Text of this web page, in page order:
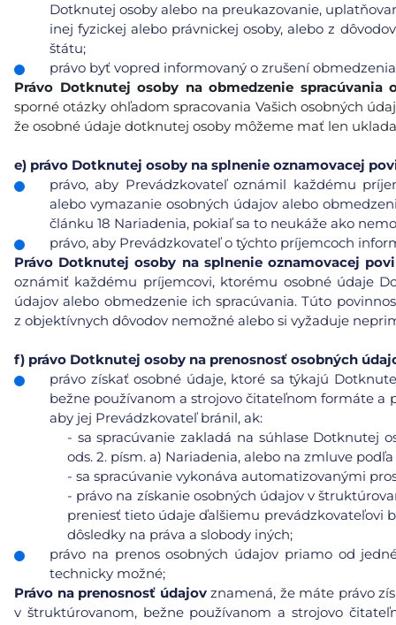
Dotknutej osoby alebo na preukazovanie,
inej fyzickej alebo právnickej osoby, alebo z
štátu;
právo byť vopred informovaný o zrušení
Právo Dotknutej osoby na obmedzenie spracúvania
sporné otázky ohľadom spracovania Vašich osobných
že osobné údaje dotknutej osoby môžeme mať len
e) právo Dotknutej osoby na splnenie oznamovacej
právo, aby Prevádzkovateľ oznámil každému
alebo vymazanie osobných údajov alebo
článku 18 Nariadenia, pokiaľ sa to neukáže ako
právo, aby Prevádzkovateľ o týchto príjemcoch
Právo Dotknutej osoby na splnenie oznamovacej
oznámiť každému príjemcovi, ktorému osobné údaje
údajov alebo obmedzenie ich spracúvania. Túto
z objektívnych dôvodov nemožné alebo si vyžaduje
f) právo Dotknutej osoby na prenosnosť osobných
právo získať osobné údaje, ktoré sa týkajú
bežne používanom a strojovo čitateľnom formáte a
aby jej Prevádzkovateľ bránil, ak:
- sa spracúvanie zakladá na súhlase Dotknutej
ods. 2. písm. a) Nariadenia, alebo na zmluve
- sa spracúvanie vykonáva automatizovanými
- právo na získanie osobných údajov v
preniesť tieto údaje ďalšiemu prevádzkovateľovi
dôsledky na práva a slobody iných;
právo na prenos osobných údajov priamo od
technicky možné;
Právo na prenosnosť údajovznamená, že máte právo
v štruktúrovanom, bežne používanom a strojovo